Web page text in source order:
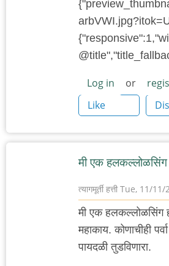
Log in or
Like
मी एक हलकल्लोळसिंग
त्यागमूर्ती हत्ती Tue, 11/11/
मी एक हलकल्लोळसिंग
महाकाय. कोणाचीही
पायदळी तुडविणारा.